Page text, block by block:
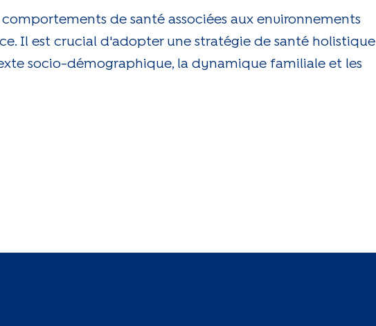
comportements de santé associées aux environnements
Il est crucial d'adopter une stratégie de santé holistique
socio-démographique, la dynamique familiale et les